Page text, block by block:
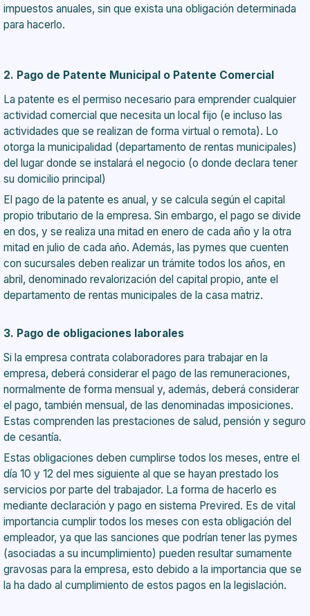
impuestos anuales, sin que exista una obligación determinada
para hacerlo.
2. Pago de Patente Municipal o Patente Comercial
La patente es el permiso necesario para emprender cualquier
actividad comercial que necesita un local fijo (e incluso las
actividades que se realizan de forma virtual o remota). Lo
otorga la municipalidad (departamento de rentas municipales)
del lugar donde se instalará el negocio (o donde declara tener
su domicilio principal)
El pago de la patente es anual, y se calcula según el capital
propio tributario de la empresa. Sin embargo, el pago se divide
en dos, y se realiza una mitad en enero de cada año y la otra
mitad en julio de cada año. Además, las pymes que cuenten
con sucursales deben realizar un trámite todos los años, en
abril, denominado revalorización del capital propio, ante el
departamento de rentas municipales de la casa matriz.
3. Pago de obligaciones laborales
Si la empresa contrata colaboradores para trabajar en la
empresa, deberá considerar el pago de las remuneraciones,
normalmente de forma mensual y, además, deberá considerar
el pago, también mensual, de las denominadas imposiciones.
Estas comprenden las prestaciones de salud, pensión y seguro
de cesantía.
Estas obligaciones deben cumplirse todos los meses, entre el
día 10 y 12 del mes siguiente al que se hayan prestado los
servicios por parte del trabajador. La forma de hacerlo es
mediante declaración y pago en sistema Previred. Es de vital
importancia cumplir todos los meses con esta obligación del
empleador, ya que las sanciones que podrían tener las pymes
(asociadas a su incumplimiento) pueden resultar sumamente
gravosas para la empresa, esto debido a la importancia que se
la ha dado al cumplimiento de estos pagos en la legislación.